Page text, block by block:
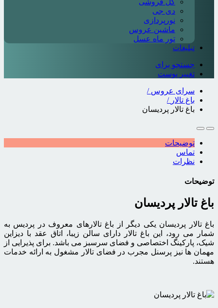
گل فروشی
دی جی
نورپردازی
ماشین عروس
تور ماه عسل
تبلیغات
جستجو برای
تغییر پوست
سرای عروس /
باغ تالار /
باغ تالار پردیسان
توضیحات
تماس
نظرات
توضیحات
باغ تالار پردیسان
باغ تالار پردیسان یکی دیگر از باغ تالارهای معروف در پردیس به
شمار می رود، این باغ تالار دارای سالن زیبا، اتاق عقد با دیزاین
شیک، پارکینگ اختصاصی و فضای سرسبز می باشد. برای پذیرایی از
مهمان ها نیز پرسنل مجرب در فضای تالار مشغول به ارائه خدمات
هستند.